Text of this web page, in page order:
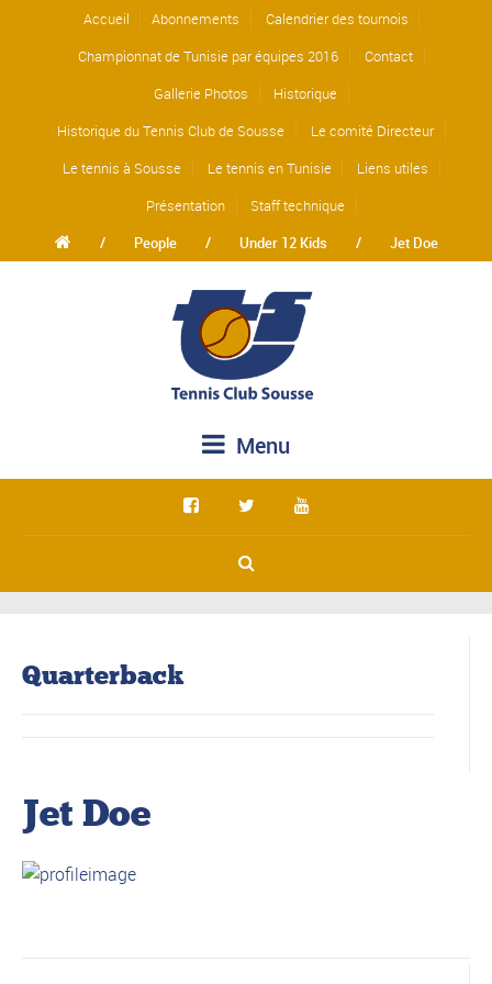
Accueil Abonnements
Calendrier des tournois
Championnat de Tunisie par équipes 2016
Contact
Gallerie Photos
Historique
Historique du Tennis Club de Sousse
Le comité Directeur
Le tennis à Sousse
Le tennis en Tunisie
Liens utiles
Présentation
Staff technique
/
People / Under 12 Kids / Jet Doe
Menu
Quarterback
Jet Doe